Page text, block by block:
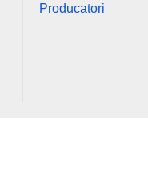
Producatori